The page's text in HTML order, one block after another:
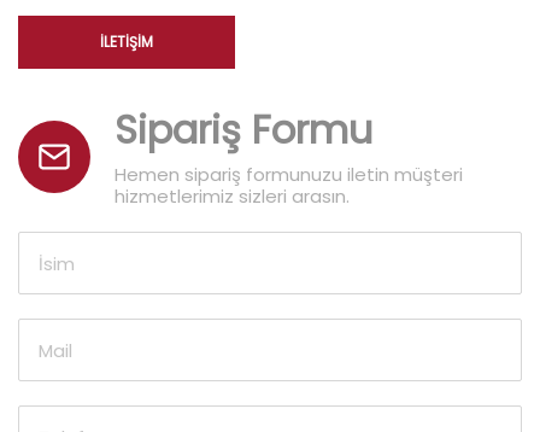
İLETIŞIM
Sipariş Formu
Hemen sipariş formunuzu iletin müşteri
hizmetlerimiz sizleri arasın.